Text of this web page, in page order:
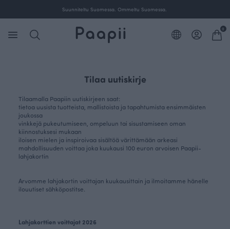
Suunniteltu Suomessa. Ommeltu Suomessa.
0
Tilaa uutiskirje
Tilaamalla Paapiin uutiskirjeen saat:
tietoa uusista tuotteista, mallistoista ja tapahtumista ensimmäisten
joukossa
vinkkejä pukeutumiseen, ompeluun tai sisustamiseen oman
kiinnostuksesi mukaan
iloisen mielen ja inspiroivaa sisältöä värittämään arkeasi
mahdollisuuden voittaa joka kuukausi 100 euron arvoisen Paapii-
lahjakortin
Arvomme lahjakortin voittajan kuukausittain ja ilmoitamme hänelle
ilouutiset sähköpostitse.
Lahjakorttien voittajat 2026